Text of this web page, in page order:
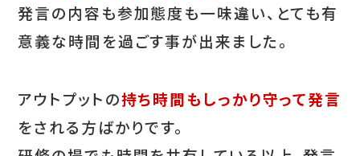
発言の内容も参加態度も一味違い、とても有
意義な時間を過ごす事が出来ました。
アウトプットの持ち時間もしっかり守って発言
をされる方ばかりです。